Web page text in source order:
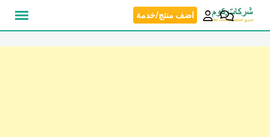
انتقل
اضف منتج/خدمة